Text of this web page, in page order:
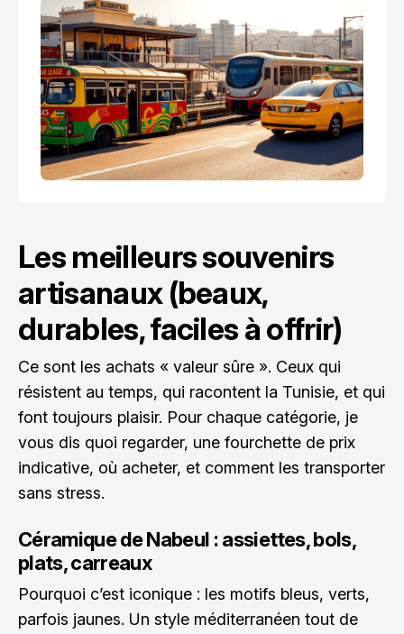
Les meilleurs souvenirs
artisanaux (beaux,
durables, faciles à offrir)
Ce sont les achats « valeur sûre ». Ceux qui
résistent au temps, qui racontent la Tunisie, et qui
font toujours plaisir. Pour chaque catégorie, je
vous dis quoi regarder, une fourchette de prix
indicative, où acheter, et comment les transporter
sans stress.
Céramique de Nabeul : assiettes, bols,
plats, carreaux
Pourquoi c’est iconique : les motifs bleus, verts,
parfois jaunes. Un style méditerranéen tout de